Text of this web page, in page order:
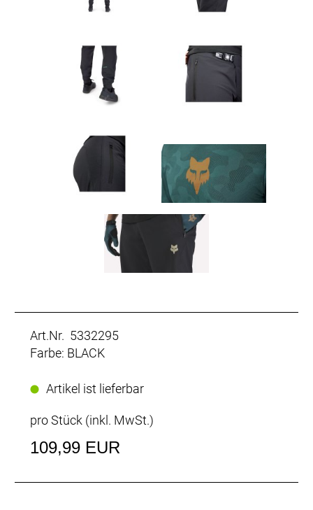
Art.Nr. 5332295
Farbe: BLACK
Artikel ist lieferbar
pro Stück (inkl. MwSt.)
109,99 EUR